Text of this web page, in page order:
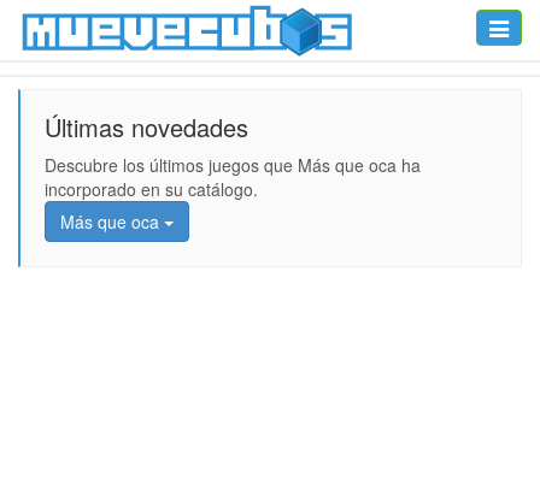
Toggle
Últimas novedades
Descubre los últimos juegos que Más que oca ha
incorporado en su catálogo.
Más que oca